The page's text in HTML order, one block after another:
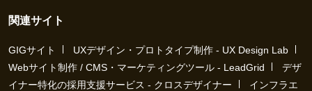
関連サイト
GIGサイト
UXデザイン・プロトタイプ制作 - UX Design Lab
Webサイト制作 / CMS・マーケティングツール - LeadGrid
デザ
イナー特化の採用支援サービス - クロスデザイナー
インフラエ